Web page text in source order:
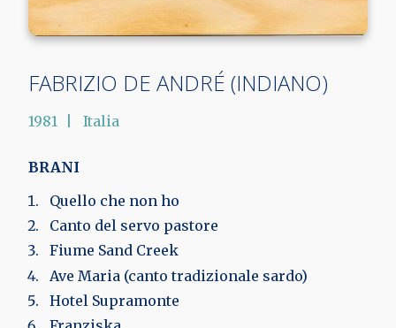
FABRIZIO DE ANDRÉ (INDIANO)
1981 Italia
BRANI
Quello che non ho
Canto del servo pastore
Fiume Sand Creek
Ave Maria (canto tradizionale sardo)
Hotel Supramonte